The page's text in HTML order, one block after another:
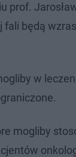
prof.
będą
w
mogliby